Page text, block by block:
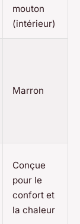
mouton
(intérieur)
Marron
Conçue
pour le
confort et
la chaleur